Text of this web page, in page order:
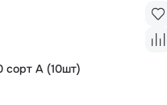
сорт А (10шт)